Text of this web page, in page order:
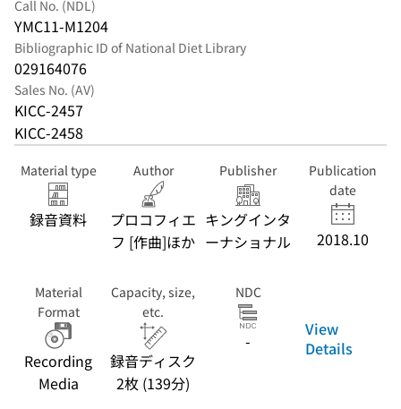
Call No. (NDL)
YMC11-M1204
Bibliographic ID of National Diet Library
029164076
Sales No. (AV)
KICC-2457
KICC-2458
Material type
録音資料
Author
プロコフィエ
フ [作曲]ほか
Publisher
キングインタ
ーナショナル
Publication
date
2018.10
Material
Format
Recording
Media
Capacity, size,
etc.
録音ディスク
2枚 (139分)
NDC
-
View
Details